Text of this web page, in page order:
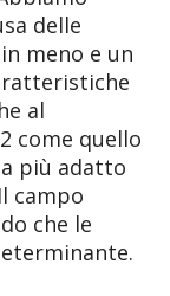
delle
meno e un
al
come quello
più adatto
campo
che le